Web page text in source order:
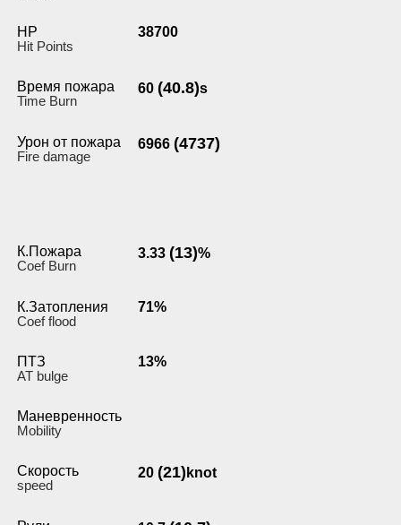
HP
Hit Points
38700
Время пожара
Time Burn
60 (40.8)s
Урон от пожара
Fire damage
6966 (4737)
К.Пожара
Coef Burn
3.33 (13)%
К.Затопления
Coef flood
71%
ПТЗ
AT bulge
13%
Маневренность
Мobility
Скорость
speed
20 (21) knot